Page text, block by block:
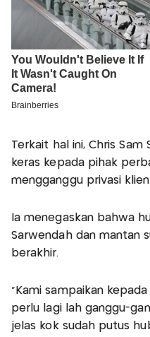
Terkait hal ini, Chris
keras kepada pihak
mengganggu privasi
Ia menegaskan bahwa
Sarwendah dan mantan
berakhir.
"Kami sampaikan
perlu lagi lah ganggu-
jelas kok sudah putus